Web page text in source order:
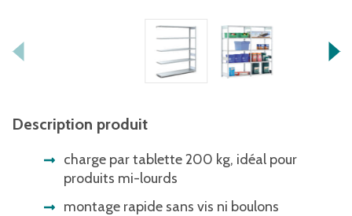
Description produit
charge par tablette 200 kg, idéal pour
produits mi-lourds
montage rapide sans vis ni boulons